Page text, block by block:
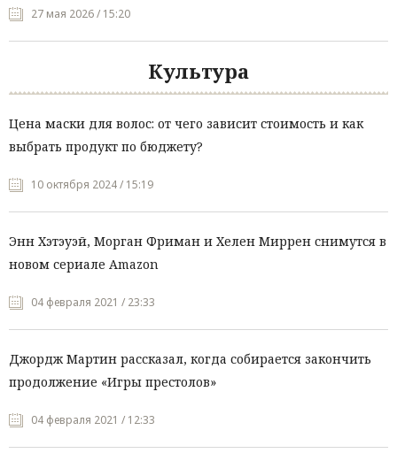
27 мая 2026 / 15:20
Культура
Цена маски для волос: от чего зависит стоимость и как
выбрать продукт по бюджету?
10 октября 2024 / 15:19
Энн Хэтэуэй, Морган Фриман и Хелен Миррен снимутся в
новом сериале Amazon
04 февраля 2021 / 23:33
Джордж Мартин рассказал, когда собирается закончить
продолжение «Игры престолов»
04 февраля 2021 / 12:33